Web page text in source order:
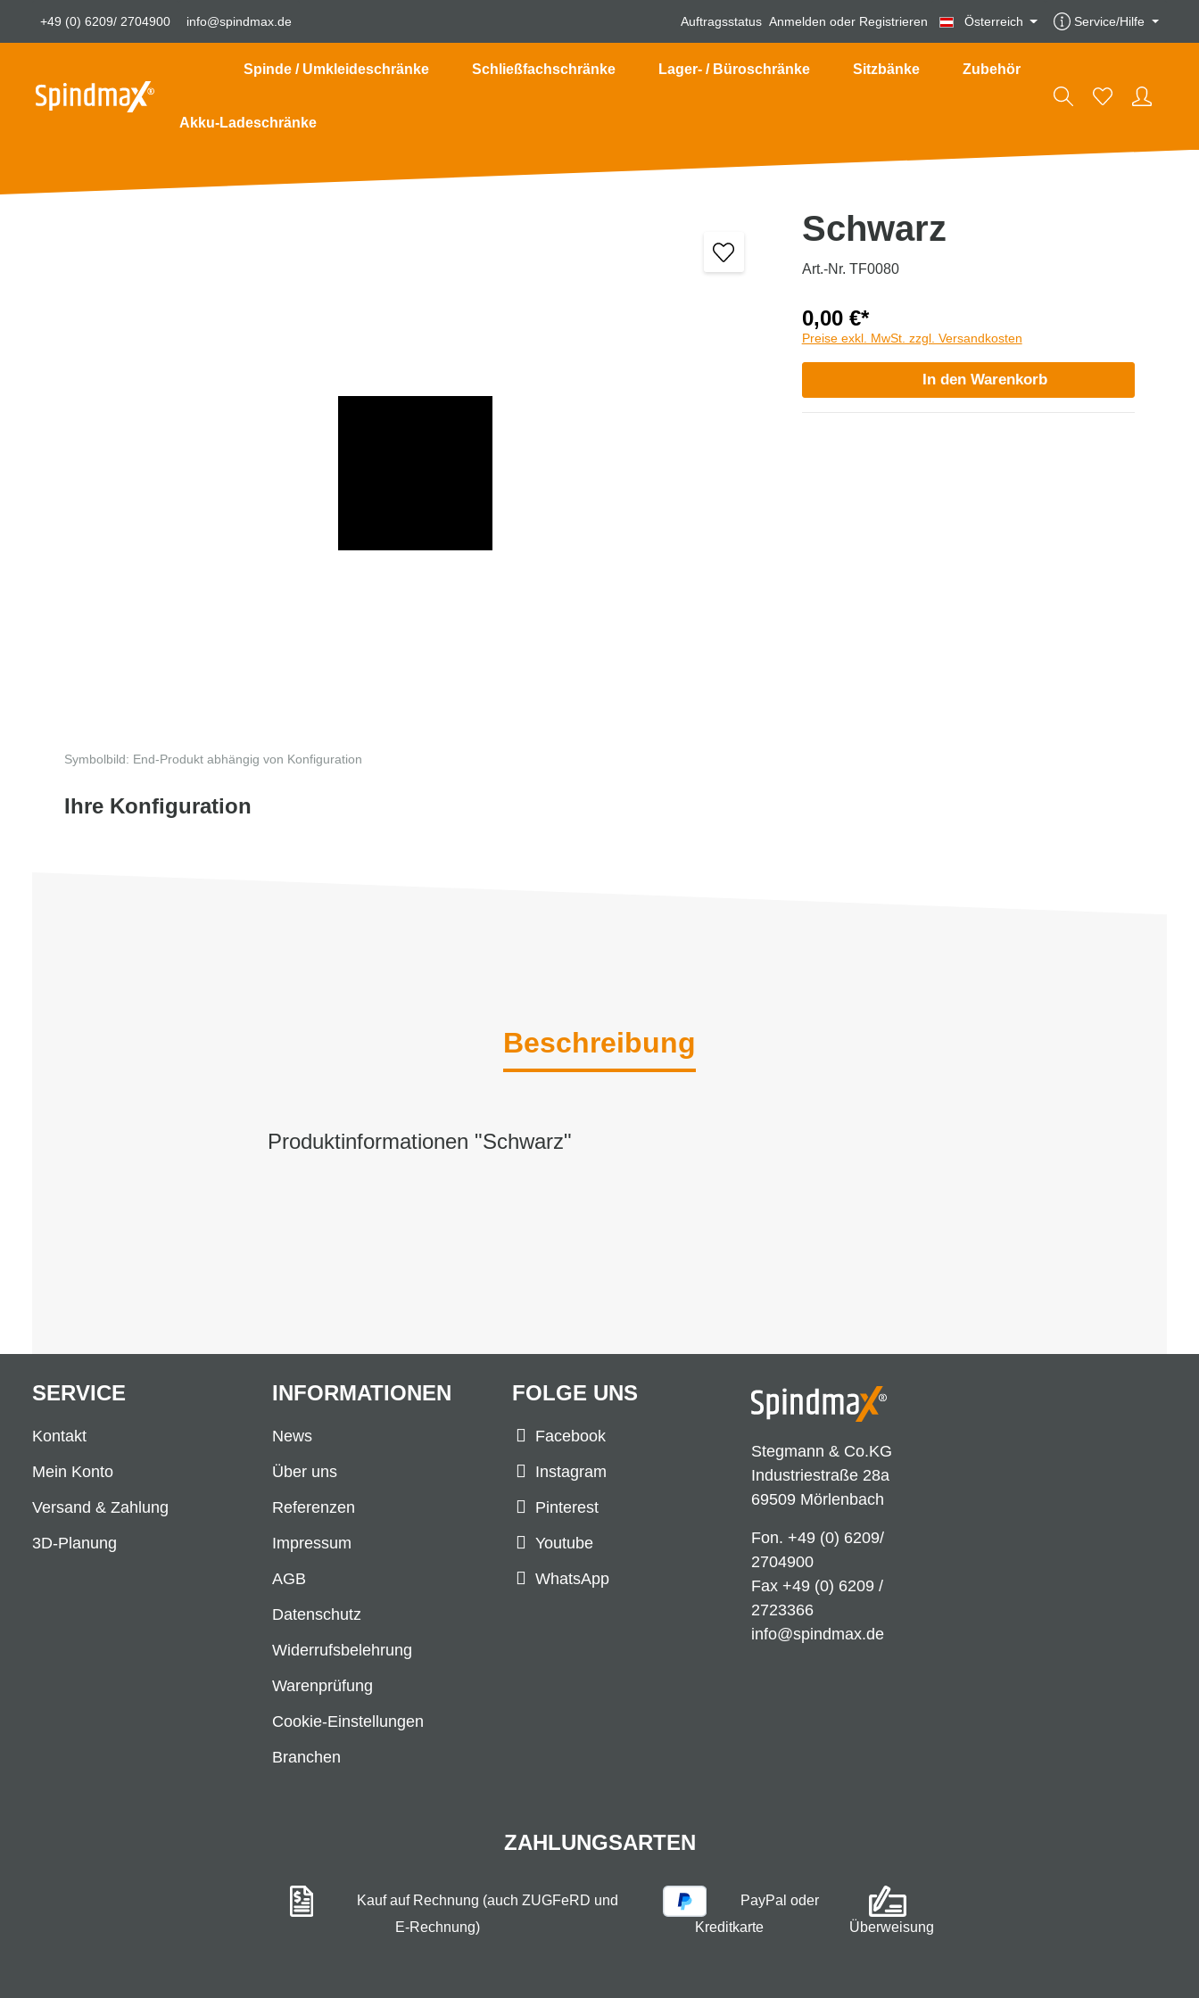
+49 (0) 6209/ 2704900 info@spindmax.de Auftragsstatus Anmelden oder Registrieren Österreich Service/Hilfe
Spinde / Umkleideschränke Schließfachschränke Lager- / Büroschränke Sitzbänke Zubehör
Akku-Ladeschränke
Symbolbild: End-Produkt abhängig von Konfiguration
Ihre Konfiguration
Schwarz
Art.-Nr. TF0080
0,00 €*
Preise exkl. MwSt. zzgl. Versandkosten
In den Warenkorb
Beschreibung
Produktinformationen "Schwarz"
Stegmann & Co.KG
Industriestraße 28a
69509 Mörlenbach
Fon. +49 (0) 6209/
2704900
Fax +49 (0) 6209 /
2723366
info@spindmax.de
FOLGE UNS
Facebook
Instagram
Pinterest
Youtube
WhatsApp
SERVICE
Kontakt
Mein Konto
Versand & Zahlung
3D-Planung
INFORMATIONEN
News
Über uns
Referenzen
Impressum
AGB
Datenschutz
Widerrufsbelehrung
Warenprüfung
Cookie-Einstellungen
Branchen
ZAHLUNGSARTEN
Kauf auf Rechnung (auch ZUGFeRD und
E-Rechnung)
PayPal oder
Kreditkarte
Überweisung